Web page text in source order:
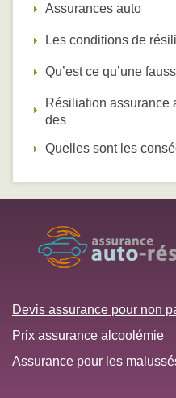
Assurances auto
Les conditions de
Qu’est ce qu’une
Résiliation assurance
des
Quelles sont les
Devis assurance pour non
Prix assurance alcoolémie
Assurance pour les